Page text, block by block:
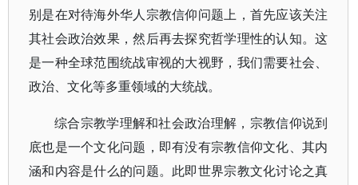
别是在对待海外华人宗教信仰问题上，首先应该关注
其社会政治效果，然后再去探究哲学理性的认知。这
是一种全球范围统战审视的大视野，我们需要社会、
政治、文化等多重领域的大统战。
综合宗教学理解和社会政治理解，宗教信仰说到
底也是一个文化问题，即有没有宗教信仰文化、其内
涵和内容是什么的问题。此即世界宗教文化讨论之真